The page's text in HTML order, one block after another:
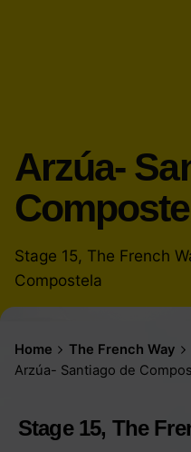
Arzúa-
Stage 15, The French
Compostela
Home
The French Way
Arzúa- Santiago de
Stage 15, The